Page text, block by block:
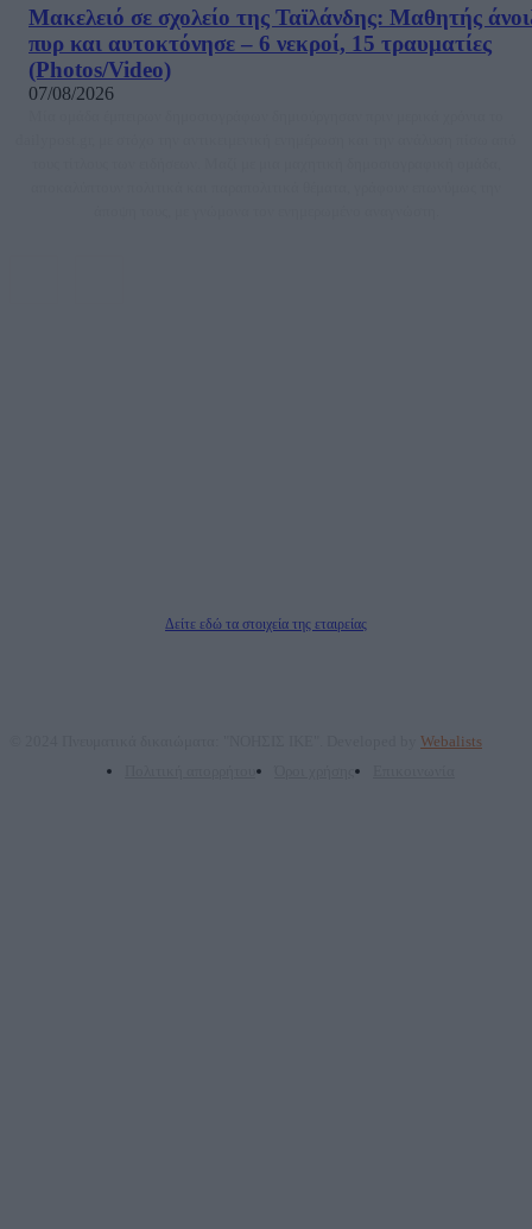
Μακελειό σε σχολείο της Ταϊλάνδης: Μαθητής
πυρ και αυτοκτόνησε – 6 νεκροί, 15 τραυματίες
(Photos/Video)
07/08/2026
Δείτε εδώ τα στοιχεία της εταιρείας
Webalists